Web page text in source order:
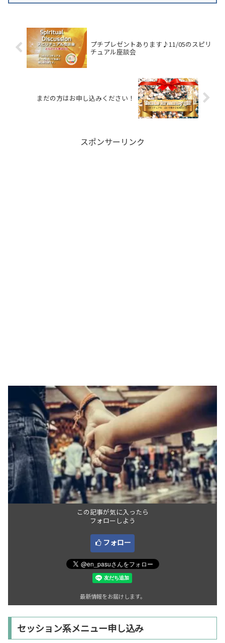
プチプレゼントあります♪11/05のスピリ
チュアル座談会
まだの方はお申し込みください！
スポンサーリンク
この記事が気に入ったら
フォローしよう
フォロー
最新情報をお届けします。
セッション系メニュー申し込み